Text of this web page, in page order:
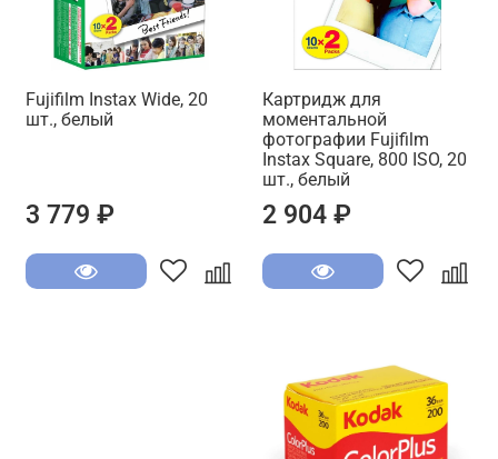
Fujifilm Instax Wide, 20
шт., белый
3 779 ₽
Картридж для
моментальной
фотографии Fujifilm
Instax Square, 800 ISO, 20
шт., белый
2 904 ₽